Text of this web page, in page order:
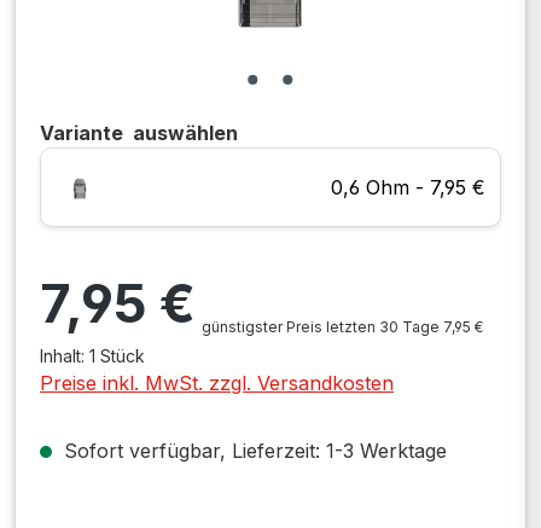
Variante auswählen
0,6 Ohm - 7,95 €
7,95 € günstigster Preis letzten 30 Tage 7,95 €
Inhalt: 1 Stück
Preise inkl. MwSt. zzgl. Versandkosten
Sofort verfügbar, Lieferzeit: 1-3 Werktage